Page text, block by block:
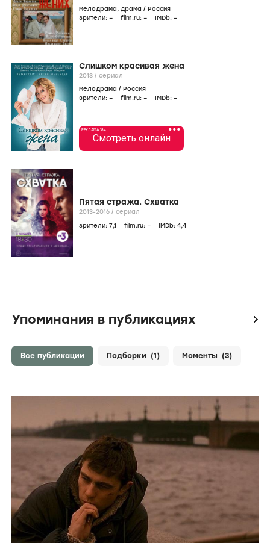
мелодрама, драма / Россия
зрители: – film.ru: – IMDb: –
Слишком красивая жена
2013 / сериал
мелодрама / Россия
зрители: – film.ru: – IMDb: –
•••
РЕКЛАМА 18+
Смотреть онлайн
Пятая стража. Схватка
2013-2016 / сериал
зрители: 7,1 film.ru: – IMDb: 4,4
Упоминания в публикациях icon
Все публикации Подборки (1) Моменты (3)